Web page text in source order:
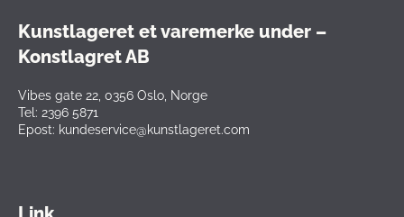
Kunstlageret et varemerke under –
Konstlagret AB
Vibes gate 22, 0356 Oslo, Norge
Tel: 2396 5871
Epost: kundeservice@kunstlageret.com